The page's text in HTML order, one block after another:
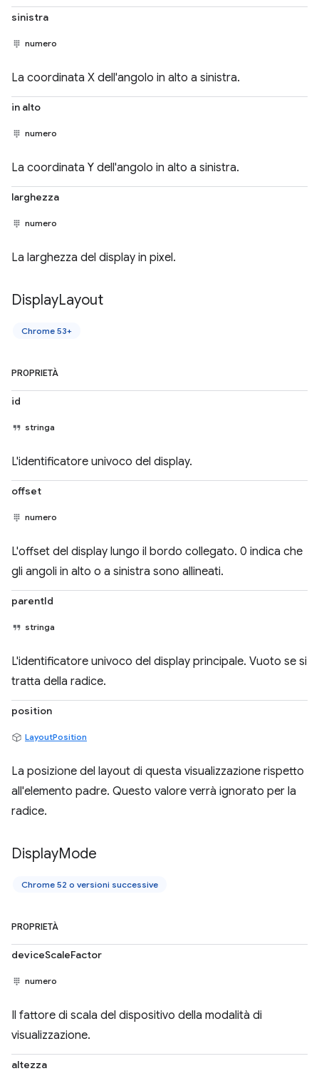
sinistra
numero
La coordinata X dell'angolo in alto a sinistra.
in alto
numero
La coordinata Y dell'angolo in alto a sinistra.
larghezza
numero
La larghezza del display in pixel.
DisplayLayout
Chrome 53+
PROPRIETÀ
id
stringa
L'identificatore univoco del display.
offset
numero
L'offset del display lungo il bordo collegato. 0 indica che
gli angoli in alto o a sinistra sono allineati.
parentId
stringa
L'identificatore univoco del display principale. Vuoto se si
tratta della radice.
position
LayoutPosition
La posizione del layout di questa visualizzazione rispetto
all'elemento padre. Questo valore verrà ignorato per la
radice.
DisplayMode
Chrome 52 o versioni successive
PROPRIETÀ
deviceScaleFactor
numero
Il fattore di scala del dispositivo della modalità di
visualizzazione.
altezza